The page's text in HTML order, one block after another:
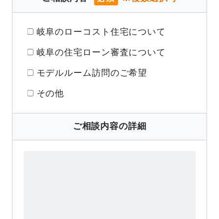
岐阜のローコスト住宅について
岐阜の住宅ローン審査について
モデルルーム訪問のご希望
その他
ご相談内容の詳細